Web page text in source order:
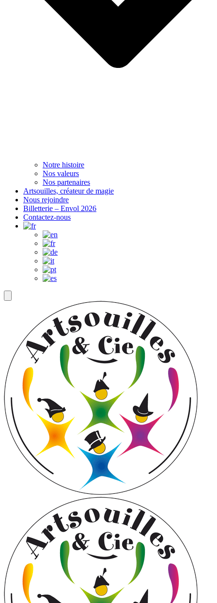
Notre histoire
Nos valeurs
Nos partenaires
Artsouilles, créateur de magie
Nous rejoindre
Billetterie – Envol 2026
Contactez-nous